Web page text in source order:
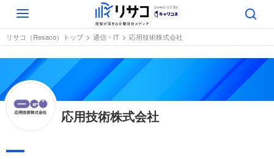
Toggle
navigation
リサコ（Resaco）トップ 通信・IT 応用技術株式会社
応用技術株式会社